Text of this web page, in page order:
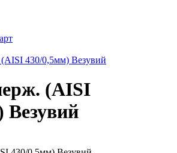
430/0,5мм) Везувий
(AISI
Везувий